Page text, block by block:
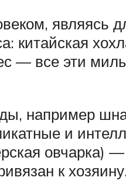
являясь
китайская
— все эти
например
и
овчарка)
к хозяину.